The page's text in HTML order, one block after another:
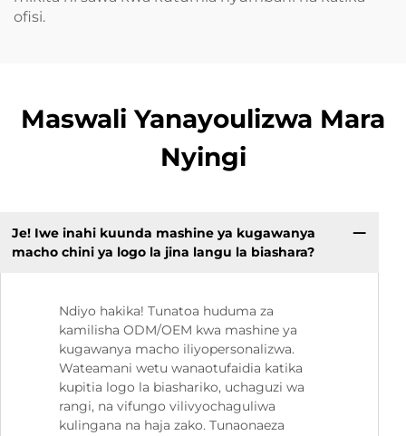
ofisi.
Maswali Yanayoulizwa Mara
Nyingi
Je! Iwe inahi kuunda mashine ya kugawanya
macho chini ya logo la jina langu la biashara?
Ndiyo hakika! Tunatoa huduma za
kamilisha ODM/OEM kwa mashine ya
kugawanya macho iliyopersonalizwa.
Wateamani wetu wanaotufaidia katika
kupitia logo la biashariko, uchaguzi wa
rangi, na vifungo vilivyochaguliwa
kulingana na haja zako. Tunaonaeza